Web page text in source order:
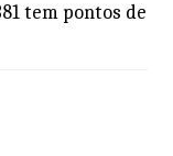
tem pontos de